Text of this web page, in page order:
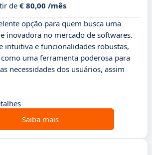
de € 80,00 /mês
opção para quem busca uma
inovadora no mercado de softwares.
intuitiva e funcionalidades robustas,
como uma ferramenta poderosa para
necessidades dos usuários, assim
Saiba mais